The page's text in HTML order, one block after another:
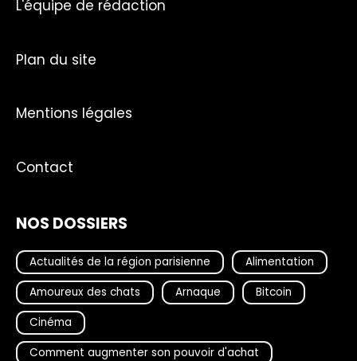
L'équipe de rédaction
Plan du site
Mentions légales
Contact
NOS DOSSIERS
Actualités de la région parisienne
Alimentation
Amoureux des chats
Arnaque
Bitcoin
Cinéma
Comment augmenter son pouvoir d'achat